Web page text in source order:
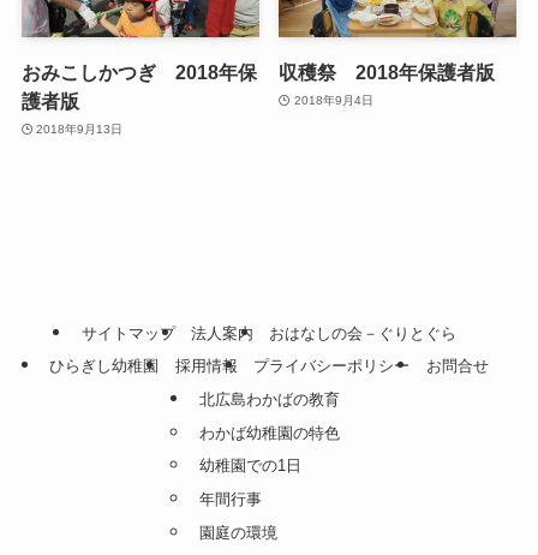
おみこしかつぎ 2018年保
護者版
2018年9月13日
収穫祭 2018年保護者版
2018年9月4日
サイトマップ 法人案内
おはなしの会－ぐりとぐら
ひらぎし幼稚園
採用情報 プライバシーポリシー
お問合せ
北広島わかばの教育
わかば幼稚園の特色
幼稚園での1日
年間行事
園庭の環境